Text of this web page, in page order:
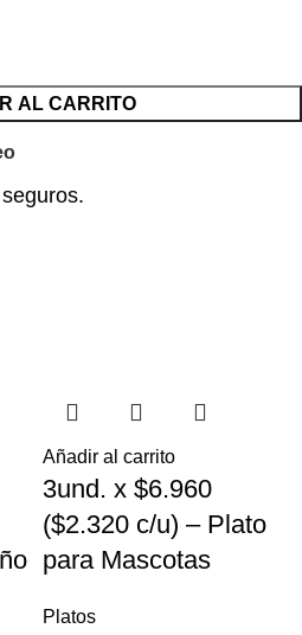
AL CARRITO
Añadir al carrito
3und. x $6.960
($2.320 c/u) – Plato
para Mascotas
Platos